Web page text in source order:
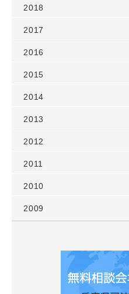
2018
2017
2016
2015
2014
2013
2012
2011
2010
2009